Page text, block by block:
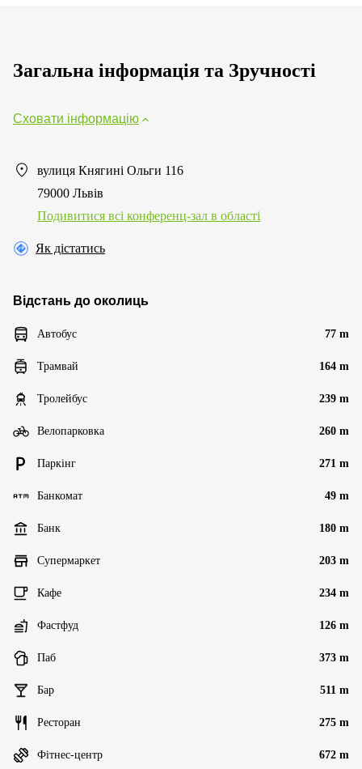
Загальна інформація та Зручності
Сховати інформацію
вулиця Княгині Ольги 116
79000 Львів
Подивитися всі конференц-зал в області
Як дістатись
Відстань до околиць
Автобус 77 m
Трамвай 164 m
Тролейбус 239 m
Велопарковка 260 m
Паркінг 271 m
Банкомат 49 m
Банк 180 m
Супермаркет 203 m
Кафе 234 m
Фастфуд 126 m
Паб 373 m
Бар 511 m
Ресторан 275 m
Фітнес-центр 672 m